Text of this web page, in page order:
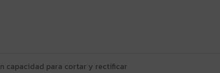
capacidad para cortar y rectificar